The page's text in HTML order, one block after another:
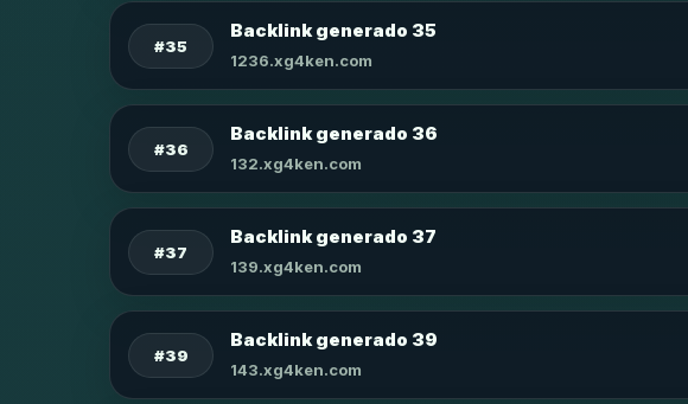
#35
Backlink generado 35
1236.xg4ken.com
#36
Backlink generado 36
132.xg4ken.com
#37
Backlink generado 37
139.xg4ken.com
#39
Backlink generado 39
143.xg4ken.com